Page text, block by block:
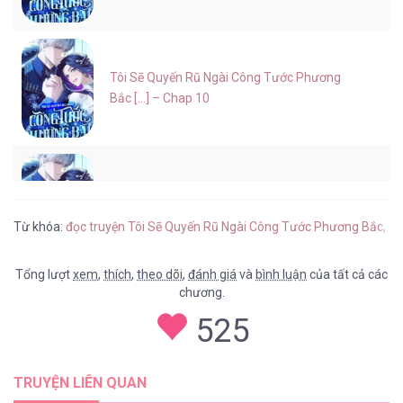
Tôi Sẽ Quyến Rũ Ngài Công Tước Phương
Bắc [...] – Chap 10
Bắc [...] – Chap 8
Từ khóa: đọc truyện Tôi Sẽ Quyến Rũ Ngài Công Tước Phương Bắc,
Tổng lượtxem, thích, theo dõi, đánh giá và bình luận của tất cả các
chương.
525
TRUYỆN LIÊN QUAN